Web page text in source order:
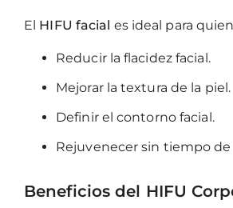
El HIFU facial es ideal para
Reducir la flacidez facial.
Mejorar la textura de la piel.
Definir el contorno facial.
Rejuvenecer sin tiempo
Beneficios del HIFU